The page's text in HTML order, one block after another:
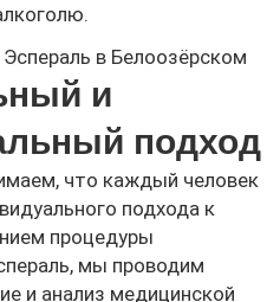
и
подход
что каждый человек
подхода к
процедуры
мы проводим
и анализ медицинской